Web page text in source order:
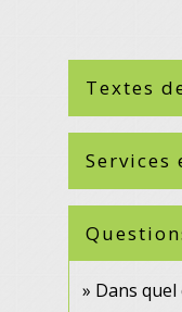
Textes
Dans